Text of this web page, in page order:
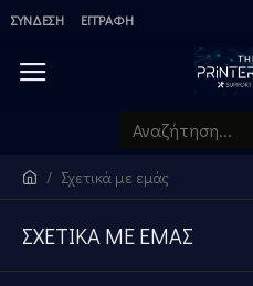
ΣΎΝΔΕΣΗ ΕΓΓΡΑΦΉ
Σχετικά με εμάς
ΣΧΕΤΙΚΆ ΜΕ ΕΜΆΣ